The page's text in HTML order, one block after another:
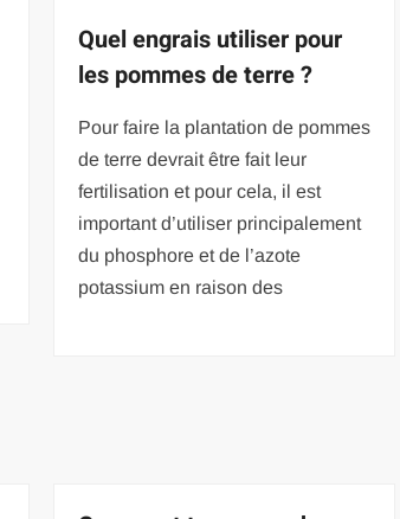
Quel engrais utiliser pour
les pommes de terre ?
Pour faire la plantation de pommes
de terre devrait être fait leur
fertilisation et pour cela, il est
important d’utiliser principalement
du phosphore et de l’azote
potassium en raison des